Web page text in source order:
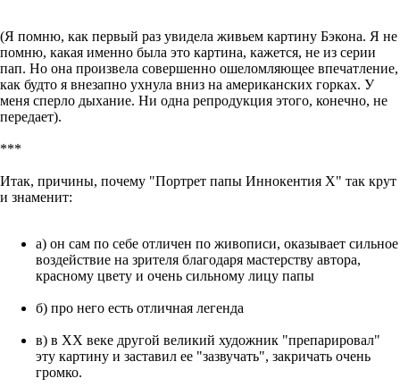
(Я помню, как первый раз увидела живьем картину Бэкона. Я не
помню, какая именно была это картина, кажется, не из серии
пап. Но она произвела совершенно ошеломляющее впечатление,
как будто я внезапно ухнула вниз на американских горках. У
меня сперло дыхание. Ни одна репродукция этого, конечно, не
передает).
***
Итак, причины, почему "Портрет папы Иннокентия Х" так крут
и знаменит:
а) он сам по себе отличен по живописи, оказывает сильное
воздействие на зрителя благодаря мастерству автора,
красному цвету и очень сильному лицу папы
б) про него есть отличная легенда
в) в ХХ веке другой великий художник "препарировал"
эту картину и заставил ее "зазвучать", закричать очень
громко.